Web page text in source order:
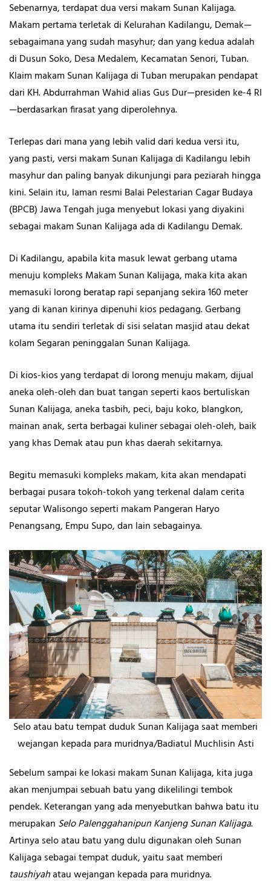
Sebenarnya, terdapat dua versi makam Sunan Kalijaga.
Makam pertama terletak di Kelurahan Kadilangu, Demak—
sebagaimana yang sudah masyhur; dan yang kedua adalah
di Dusun Soko, Desa Medalem, Kecamatan Senori, Tuban.
Klaim makam Sunan Kalijaga di Tuban merupakan pendapat
dari KH. Abdurrahman Wahid alias Gus Dur—presiden ke-4 RI
—berdasarkan firasat yang diperolehnya.
Terlepas dari mana yang lebih valid dari kedua versi itu,
yang pasti, versi makam Sunan Kalijaga di Kadilangu lebih
masyhur dan paling banyak dikunjungi para peziarah hingga
kini. Selain itu, laman resmi Balai Pelestarian Cagar Budaya
(BPCB) Jawa Tengah juga menyebut lokasi yang diyakini
sebagai makam Sunan Kalijaga ada di Kadilangu Demak.
Di Kadilangu, apabila kita masuk lewat gerbang utama
menuju kompleks Makam Sunan Kalijaga, maka kita akan
memasuki lorong beratap rapi sepanjang sekira 160 meter
yang di kanan kirinya dipenuhi kios pedagang. Gerbang
utama itu sendiri terletak di sisi selatan masjid atau dekat
kolam Segaran peninggalan Sunan Kalijaga.
Di kios-kios yang terdapat di lorong menuju makam, dijual
aneka oleh-oleh dan buat tangan seperti kaos bertuliskan
Sunan Kalijaga, aneka tasbih, peci, baju koko, blangkon,
mainan anak, serta berbagai kuliner sebagai oleh-oleh, baik
yang khas Demak atau pun khas daerah sekitarnya.
Begitu memasuki kompleks makam, kita akan mendapati
berbagai pusara tokoh-tokoh yang terkenal dalam cerita
seputar Walisongo seperti makam Pangeran Haryo
Penangsang, Empu Supo, dan lain sebagainya.
Selo atau batu tempat duduk Sunan Kalijaga saat memberi
wejangan kepada para muridnya/Badiatul Muchlisin Asti
Sebelum sampai ke lokasi makam Sunan Kalijaga, kita juga
akan menjumpai sebuah batu yang dikelilingi tembok
pendek. Keterangan yang ada menyebutkan bahwa batu itu
merupakan Selo Palenggahanipun Kanjeng Sunan Kalijaga.
Artinya selo atau batu yang dulu digunakan oleh Sunan
Kalijaga sebagai tempat duduk, yaitu saat memberi
taushiyahatau wejangan kepada para muridnya.